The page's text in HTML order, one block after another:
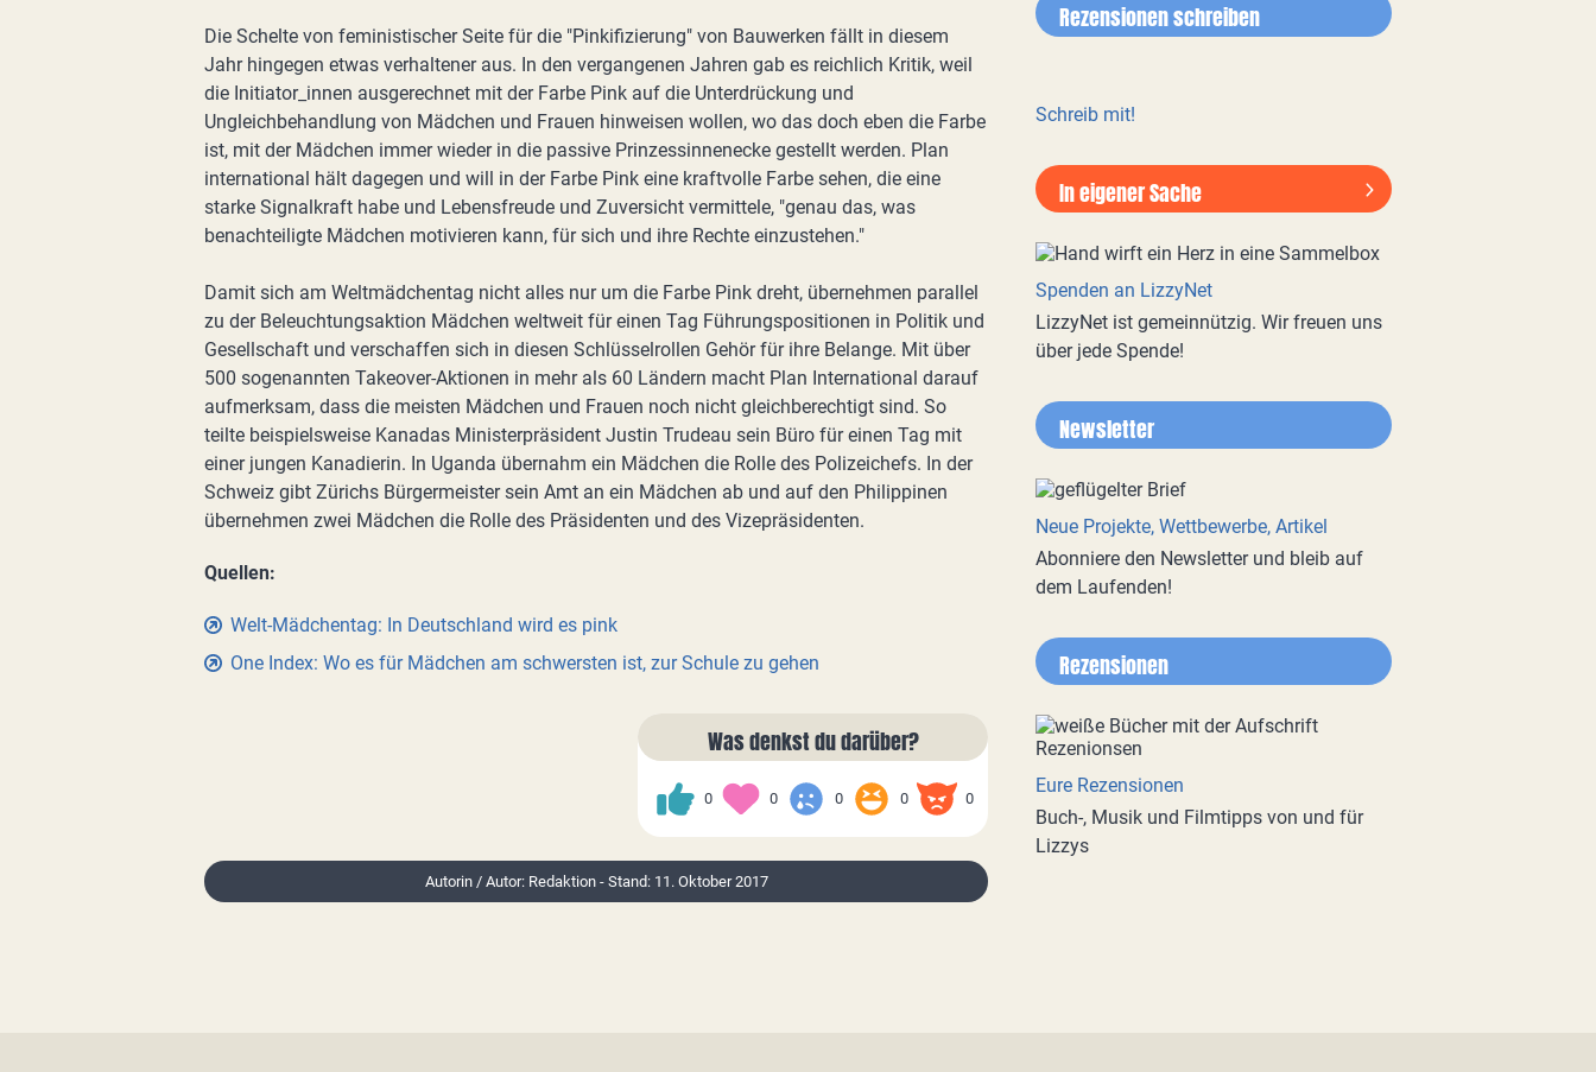
Die Schelte von feministischer Seite für die "Pinkifizierung" von Bauwerken fällt in diesem
Jahr hingegen etwas verhaltener aus. In den vergangenen Jahren gab es reichlich Kritik, weil
die Initiator_innen ausgerechnet mit der Farbe Pink auf die Unterdrückung und
Ungleichbehandlung von Mädchen und Frauen hinweisen wollen, wo das doch eben die Farbe
ist, mit der Mädchen immer wieder in die passive Prinzessinnenecke gestellt werden. Plan
international hält dagegen und will in der Farbe Pink eine kraftvolle Farbe sehen, die eine
starke Signalkraft habe und Lebensfreude und Zuversicht vermittele, "genau das, was
benachteiligte Mädchen motivieren kann, für sich und ihre Rechte einzustehen."
Damit sich am Weltmädchentag nicht alles nur um die Farbe Pink dreht, übernehmen parallel
zu der Beleuchtungsaktion Mädchen weltweit für einen Tag Führungspositionen in Politik und
Gesellschaft und verschaffen sich in diesen Schlüsselrollen Gehör für ihre Belange. Mit über
500 sogenannten Takeover-Aktionen in mehr als 60 Ländern macht Plan International darauf
aufmerksam, dass die meisten Mädchen und Frauen noch nicht gleichberechtigt sind. So
teilte beispielsweise Kanadas Ministerpräsident Justin Trudeau sein Büro für einen Tag mit
einer jungen Kanadierin. In Uganda übernahm ein Mädchen die Rolle des Polizeichefs. In der
Schweiz gibt Zürichs Bürgermeister sein Amt an ein Mädchen ab und auf den Philippinen
übernehmen zwei Mädchen die Rolle des Präsidenten und des Vizepräsidenten.
Quellen:
Welt-Mädchentag: In Deutschland wird es pink
One Index: Wo es für Mädchen am schwersten ist, zur Schule zu gehen
Was denkst du darüber?
0 0 0 0 0
Autorin / Autor: Redaktion - Stand: 11. Oktober 2017
Rezensionen schreiben
Schreib mit!
In eigener Sache
Spenden an LizzyNet
LizzyNet ist gemeinnützig. Wir freuen uns
über jede Spende!
Newsletter
Neue Projekte, Wettbewerbe, Artikel
Abonniere den Newsletter und bleib auf
dem Laufenden!
Rezensionen
Eure Rezensionen
Buch-, Musik und Filmtipps von und für
Lizzys